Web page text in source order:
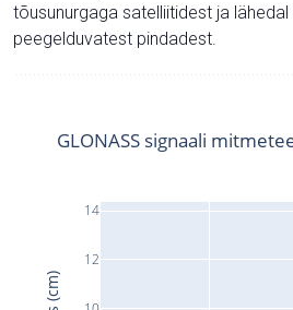
tõusunurgaga satelliitidest ja
peegelduvatest pindadest.
12
14
GLONASS signaali